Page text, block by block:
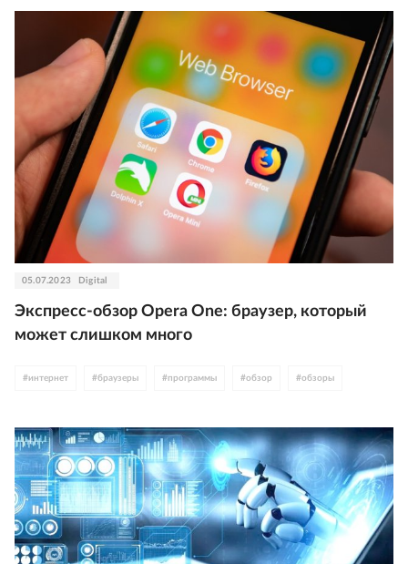
05.07.2023 Digital
Экспресс-обзор Opera One: браузер, который
может слишком много
#интернет #браузеры #программы #обзор #обзоры